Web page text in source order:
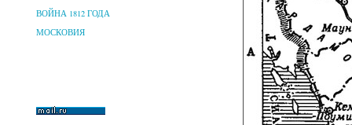
ВОЙНА 1812 ГОДА
МОСКОВИЯ